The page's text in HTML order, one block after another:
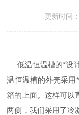
更新时间
低温恒温槽的*设
温恒温槽的外壳采
箱的上面。这样可以
两侧，我们采用了冷